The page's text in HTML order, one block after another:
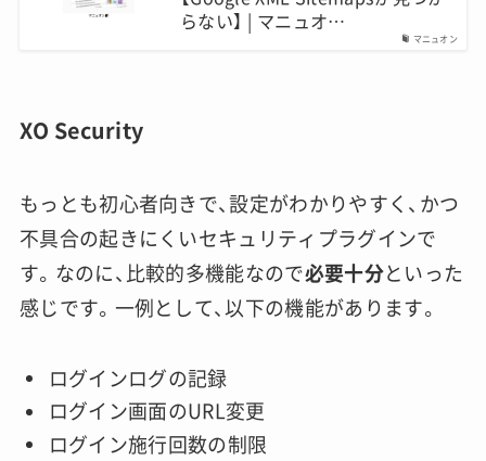
マニュオン
らない】 | マニュオ…
XO Security
もっとも初心者向きで、設定がわかりやすく、かつ
不具合の起きにくいセキュリティプラグインで
す。なのに、比較的多機能なので必要十分といった
感じです。一例として、以下の機能があります。
ログインログの記録
ログイン画面のURL変更
ログイン施行回数の制限